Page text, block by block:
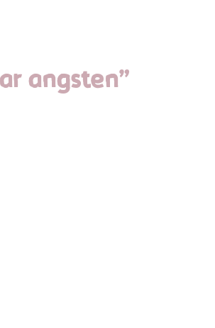
angsten”